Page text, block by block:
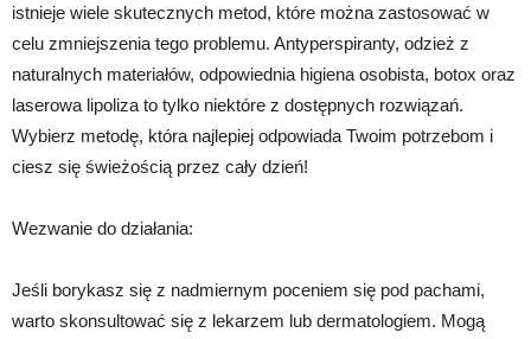
istnieje wiele skutecznych metod, które można zastosować w
celu zmniejszenia tego problemu. Antyperspiranty, odzież z
naturalnych materiałów, odpowiednia higiena osobista, botox oraz
laserowa lipoliza to tylko niektóre z dostępnych rozwiązań.
Wybierz metodę, która najlepiej odpowiada Twoim potrzebom i
ciesz się świeżością przez cały dzień!
Wezwanie do działania:
Jeśli borykasz się z nadmiernym poceniem się pod pachami,
warto skonsultować się z lekarzem lub dermatologiem. Mogą